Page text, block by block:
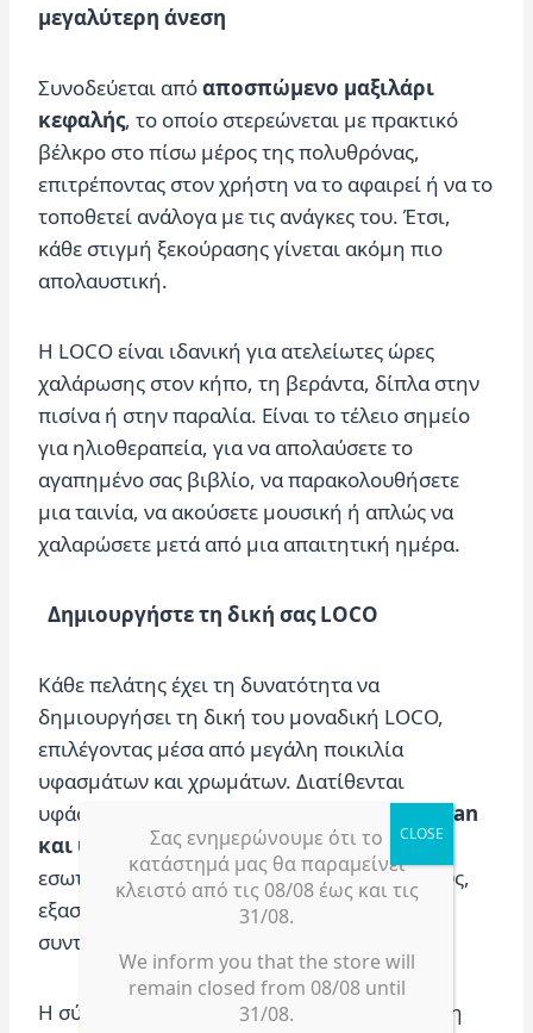
μεγαλύτερη άνεση
Συνοδεύεται απόαποσπώμενο μαξιλάρι
κεφαλής, το οποίο στερεώνεται με πρακτικό
βέλκρο στο πίσω μέρος της πολυθρόνας,
επιτρέποντας στον χρήστη να το αφαιρεί ή να το
τοποθετεί ανάλογα με τις ανάγκες του. Έτσι,
κάθε στιγμή ξεκούρασης γίνεται ακόμη πιο
απολαυστική.
Η LOCO είναι ιδανική για ατελείωτες ώρες
χαλάρωσης στον κήπο, τη βεράντα, δίπλα στην
πισίνα ή στην παραλία. Είναι το τέλειο σημείο
για ηλιοθεραπεία, για να απολαύσετε το
αγαπημένο σας βιβλίο, να παρακολουθήσετε
μια ταινία, να ακούσετε μουσική ή απλώς να
χαλαρώσετε μετά από μια απαιτητική ημέρα.
Δημιουργήστε τη δική σας LOCO
Κάθε πελάτης έχει τη δυνατότητα να
δημιουργήσει τη δική του μοναδική LOCO,
επιλέγοντας μέσα από μεγάλη ποικιλία
υφασμάτων και χρωμάτων. Διατίθενται
υφάσματα
αδιάβροχα, ανεξίτηλα, easy clean
και υψηλής αντοχής, κατάλληλα τόσο για
εσωτερικούς όσο και για εξωτερικούς χώρους,
εξασφαλίζοντας ανθεκτικότητα και εύκολη
συντήρηση.
Η σύγχρονη αισθητική της και η ευελιξία στη
Σας ενημερώνουμε ότι το
κατάστημά μας θα παραμείνει
κλειστό από τις 08/08 έως και τις
31/08.
We inform you that the store will
remain closed from 08/08 until
31/08.